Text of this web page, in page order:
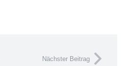
Nächster Beitrag